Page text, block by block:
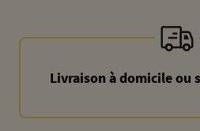
Livraison à domicile ou